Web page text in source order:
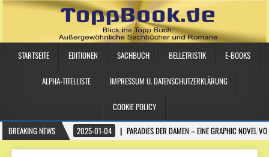
STARTSEITE EDITIONEN SACHBUCH BELLETRISTIK E-BOOKS
ALPHA-TITELLISTE IMPRESSUM U. DATENSCHUTZERKLÄRUNG
COOKIE POLICY
BREAKING NEWS
2025-01-04 PARADIES DER DAMEN – EINE GRAPHIC NOVEL